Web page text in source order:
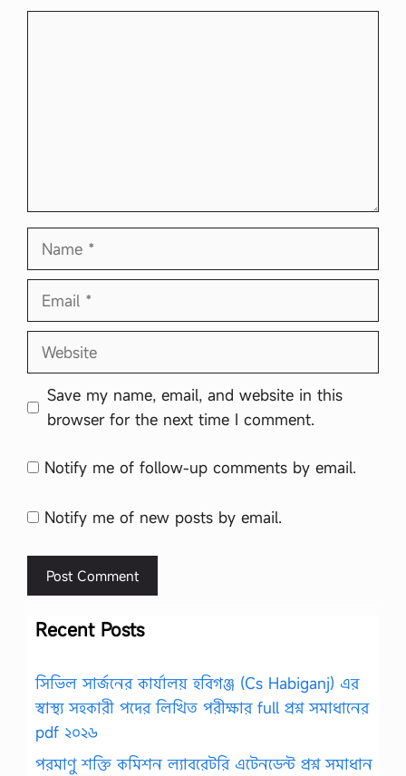
Name
Email
Website
Save my name, email, and website in this
browser for the next time I comment.
Notify me of follow-up comments by email.
Notify me of new posts by email.
Recent Posts
সিভিল সার্জনের কার্যালয় হবিগঞ্জ (Cs Habiganj) এর
স্বাস্থ্য সহকারী পদের লিখিত পরীক্ষার full প্রশ্ন সমাধানের
pdf ২০২৬
পরমাণু শক্তি কমিশন ল্যাবরেটরি এটেনডেন্ট প্রশ্ন সমাধান